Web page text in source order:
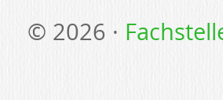
© 2026 ·